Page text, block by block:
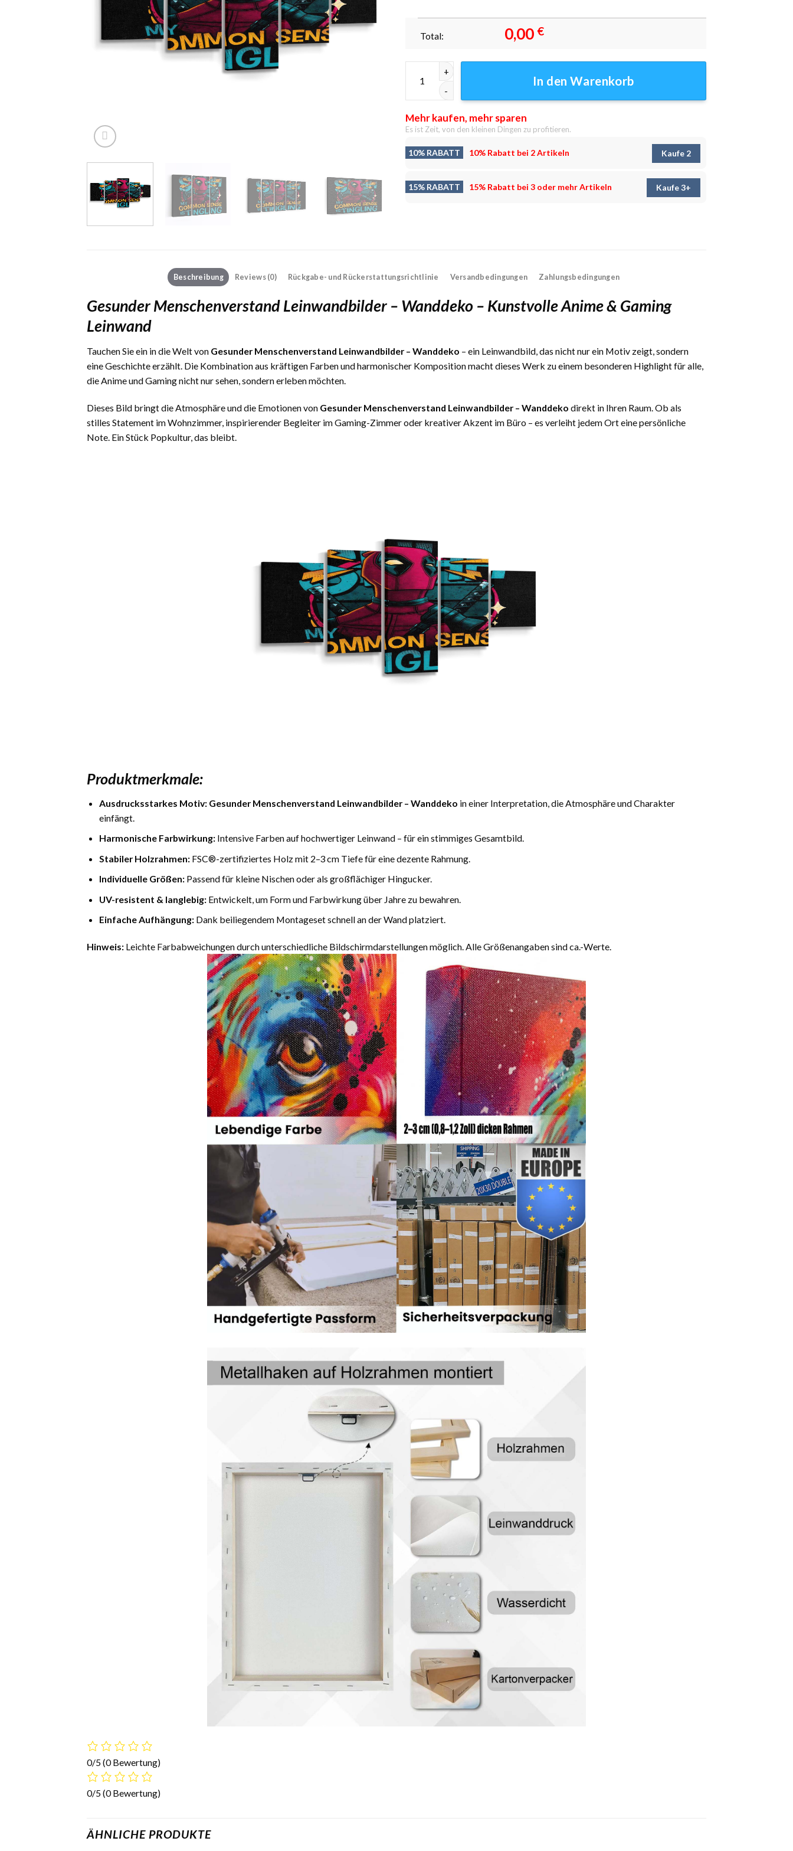
Total: 0,00 €
Gesunder Menschenverstand Leinwandbilder - Wanddeko Menge
In den Warenkorb
Mehr kaufen, mehr sparen
Es ist Zeit, von den kleinen Dingen zu profitieren.
10% RABATT 10% Rabatt bei 2 Artikeln Kaufe 2
15% RABATT 15% Rabatt bei 3 oder mehr Artikeln Kaufe 3+
Beschreibung Reviews (0) Rückgabe- und Rückerstattungsrichtlinie Versandbedingungen Zahlungsbedingungen
Gesunder Menschenverstand Leinwandbilder – Wanddeko – Kunstvolle Anime & Gaming
Leinwand
Tauchen Sie ein in die Welt von Gesunder Menschenverstand Leinwandbilder – Wanddeko – ein Leinwandbild, das nicht nur ein Motiv zeigt, sondern
eine Geschichte erzählt. Die Kombination aus kräftigen Farben und harmonischer Komposition macht dieses Werk zu einem besonderen Highlight für alle,
die Anime und Gaming nicht nur sehen, sondern erleben möchten.
Dieses Bild bringt die Atmosphäre und die Emotionen von Gesunder Menschenverstand Leinwandbilder – Wanddeko direkt in Ihren Raum. Ob als
stilles Statement im Wohnzimmer, inspirierender Begleiter im Gaming-Zimmer oder kreativer Akzent im Büro – es verleiht jedem Ort eine persönliche
Note. Ein Stück Popkultur, das bleibt.
Produktmerkmale:
Ausdrucksstarkes Motiv: Gesunder Menschenverstand Leinwandbilder – Wanddeko in einer Interpretation, die Atmosphäre und Charakter
einfängt.
Harmonische Farbwirkung:Intensive Farben auf hochwertiger Leinwand – für ein stimmiges Gesamtbild.
Stabiler Holzrahmen:FSC®-zertifiziertes Holz mit 2–3 cm Tiefe für eine dezente Rahmung.
Individuelle Größen:Passend für kleine Nischen oder als großflächiger Hingucker.
UV-resistent & langlebig:Entwickelt, um Form und Farbwirkung über Jahre zu bewahren.
Einfache Aufhängung:Dank beiliegendem Montageset schnell an der Wand platziert.
Hinweis: Leichte Farbabweichungen durch unterschiedliche Bildschirmdarstellungen möglich. Alle Größenangaben sind ca.-Werte.
0/5(0 Bewertung)
0/5(0 Bewertung)
ÄHNLICHE PRODUKTE